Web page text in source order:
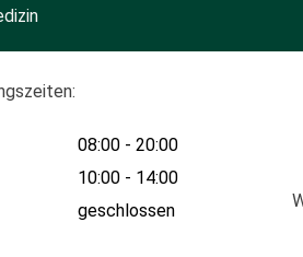
08:00 - 20:00
10:00 - 14:00
geschlossen